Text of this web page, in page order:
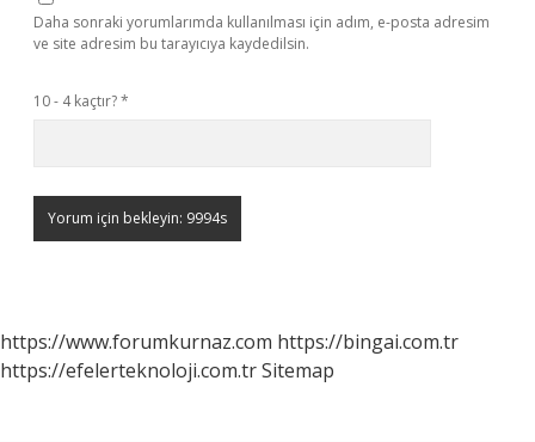
Daha sonraki yorumlarımda kullanılması için adım, e-posta adresim
ve site adresim bu tarayıcıya kaydedilsin.
10 - 4 kaçtır?*
https://www.forumkurnaz.com https://bingai.com.tr
https://efelerteknoloji.com.trSitemap